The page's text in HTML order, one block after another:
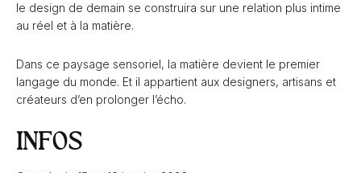
le design de demain se construira sur une relation plus intime
au réel et à la matière.
Dans ce paysage sensoriel, la matière devient le premier
langage du monde. Et il appartient aux designers, artisans et
créateurs d’en prolonger l’écho.
INFOS